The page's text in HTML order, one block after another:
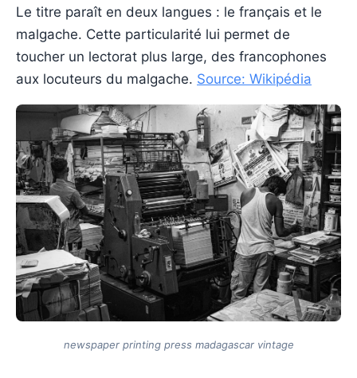
Le titre paraît en deux langues : le français et le
malgache. Cette particularité lui permet de
toucher un lectorat plus large, des francophones
aux locuteurs du malgache. Source: Wikipédia
newspaper printing press madagascar vintage